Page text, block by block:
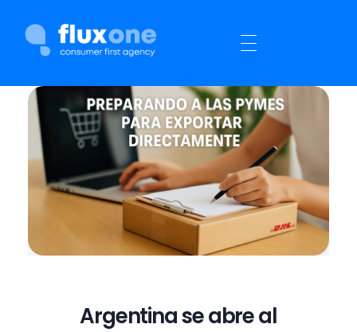
Blog
Sobre Nosotros
Contactanos
Argentina se abre al